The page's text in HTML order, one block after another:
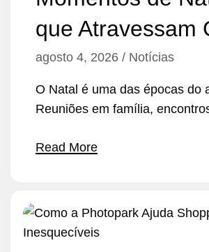
que Atravessam
agosto 4, 2026 Notícias
O Natal é uma das épocas do
Reuniões em família,
Read More